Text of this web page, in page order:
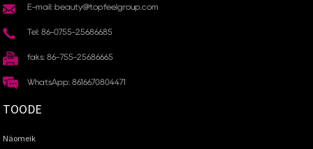
E-mail: beauty@topfeelgroup.com
Tel: 86-0755-25686685
faks: 86-755-25686665
WhatsApp: 8616670804471
TOODE
Näomeik